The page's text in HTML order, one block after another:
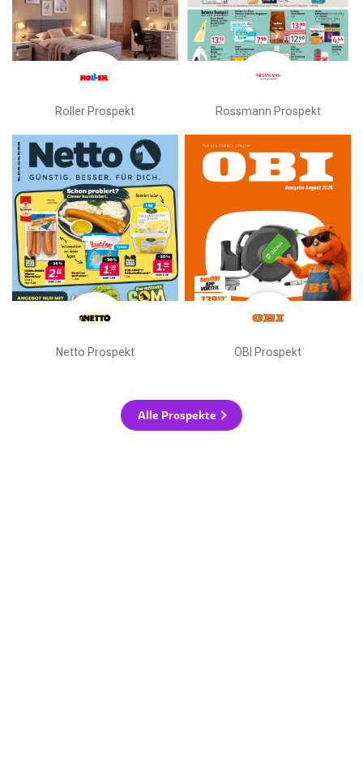
Roller Prospekt Rossmann Prospekt
Netto Prospekt OBI Prospekt
Alle Prospekte